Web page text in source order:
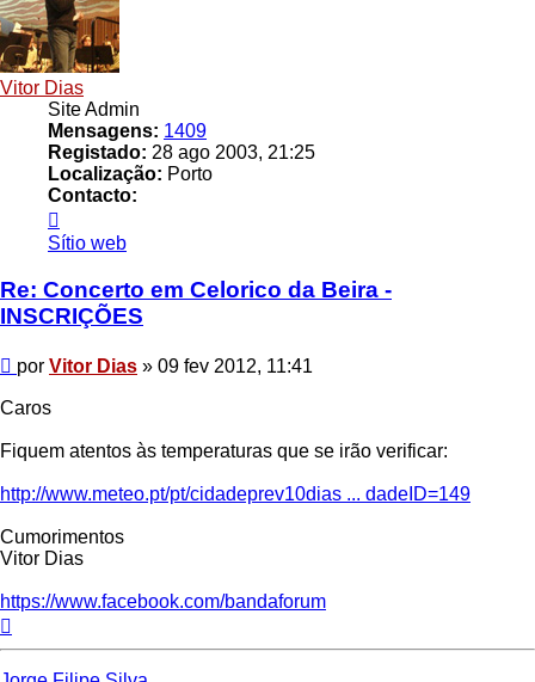
Vitor Dias
Site Admin
Mensagens: 1409
Registado: 28 ago 2003, 21:25
Localização: Porto
Contacto:
Vitor
Dias
Sítio web
Re: Concerto em Celorico da Beira -
INSCRIÇÕES
Mensagem
por Vitor Dias » 09 fev 2012, 11:41
Caros
Fiquem atentos às temperaturas que se irão verificar:
http://www.meteo.pt/pt/cidadeprev10dias ... dadeID=149
Cumorimentos
Vitor Dias
https://www.facebook.com/bandaforum